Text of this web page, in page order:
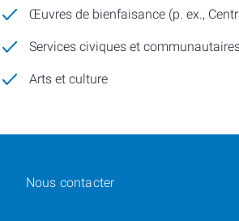
Œuvres de bienfaisance (p. ex.,
Services civiques et
Arts et culture
Nous contacter